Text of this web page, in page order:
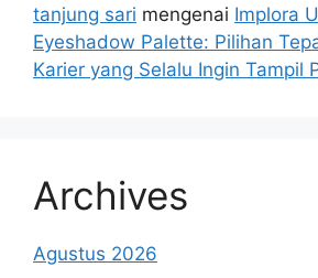
tanjung sari mengenai Implora
Eyeshadow Palette: Pilihan
Karier yang Selalu Ingin Tampil
Archives
Agustus 2026